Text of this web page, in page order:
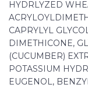
HYDRLYZED
CAPRYLYL
DIMETHICONE,
(CUCUMBER)
POTASSIUM
EUGENOL,